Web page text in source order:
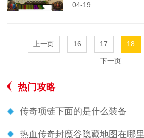
04-19
上一页 16 17 18
下一页
热门攻略
传奇项链下面的是什么装备
热血传奇封魔谷隐藏地图在哪里